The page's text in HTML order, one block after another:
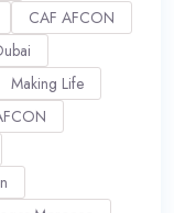
CAF AFCON
Making Life